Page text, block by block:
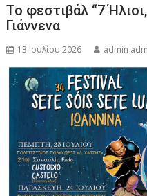
Το φεστιβάλ “7
Γιάννενα
13 Ιουλίου 2026 admin